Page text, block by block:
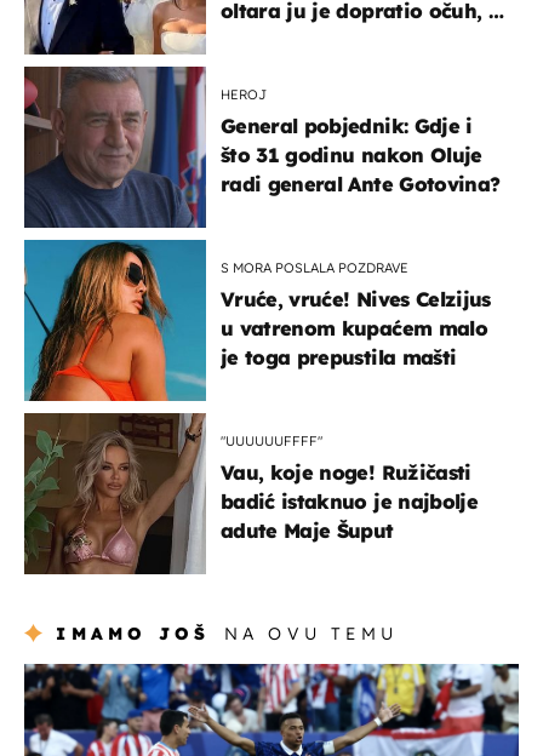
oltara ju je dopratio očuh, a
HEROJ
General pobjednik: Gdje i
što 31 godinu nakon Oluje
radi general Ante Gotovina?
S MORA POSLALA POZDRAVE
Vruće, vruće! Nives Celzijus
u vatrenom kupaćem malo
je toga prepustila mašti
"UUUUUUFFFF"
Vau, koje noge! Ružičasti
badić istaknuo je najbolje
adute Maje Šuput
IMAMO JOŠ NA OVU TEMU
svjetsko prvenstvo 2026